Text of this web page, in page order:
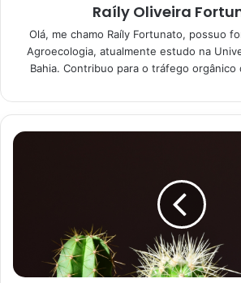
Beleza feita em
melhores receitas
pele saudável e
Raíly Oliveira
Olá, me chamo Raíly Fortunato, possuo
Agroecologia, atualmente estudo na
Bahia. Contribuo para o tráfego orgânico